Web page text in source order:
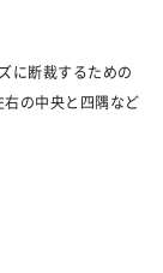
に断裁するための
の中央と四隅など